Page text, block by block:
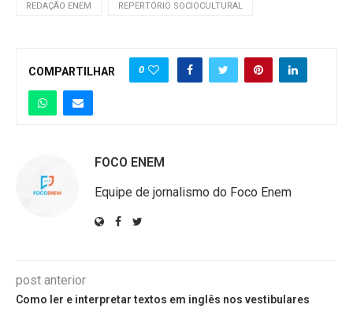
REDAÇÃO ENEM REPERTÓRIO SOCIOCULTURAL
COMPARTILHAR 0
FOCO ENEM
Equipe de jornalismo do Foco Enem
post anterior
Como ler e interpretar textos em inglês nos vestibulares